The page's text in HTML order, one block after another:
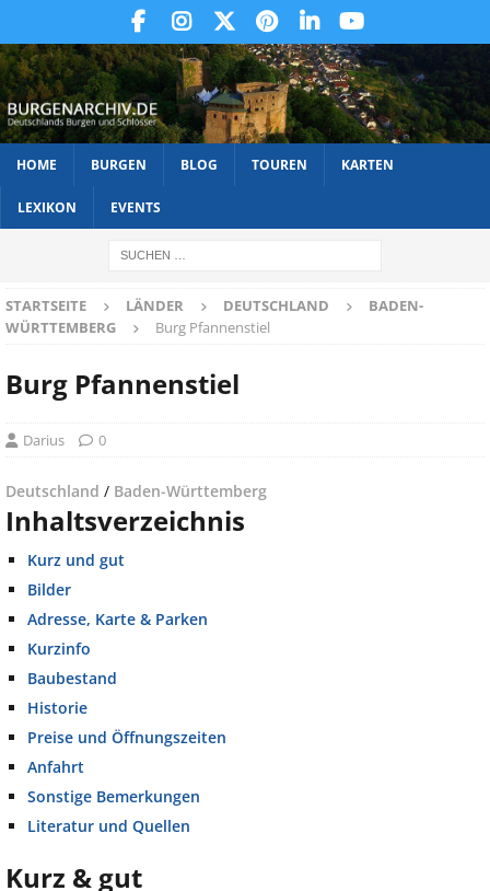
HOME BURGEN BLOG TOUREN KARTEN
LEXIKON EVENTS
STARTSEITE LÄNDER DEUTSCHLAND
BADEN-
WÜRTTEMBERG
Burg Pfannenstiel
Burg Pfannenstiel
Darius 0
Deutschland / Baden-Württemberg
Inhaltsverzeichnis
Kurz und gut
Bilder
Adresse, Karte & Parken
Kurzinfo
Baubestand
Historie
Preise und Öffnungszeiten
Anfahrt
Sonstige Bemerkungen
Literatur und Quellen
Kurz & gut